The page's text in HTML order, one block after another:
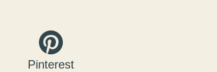
Pinterest